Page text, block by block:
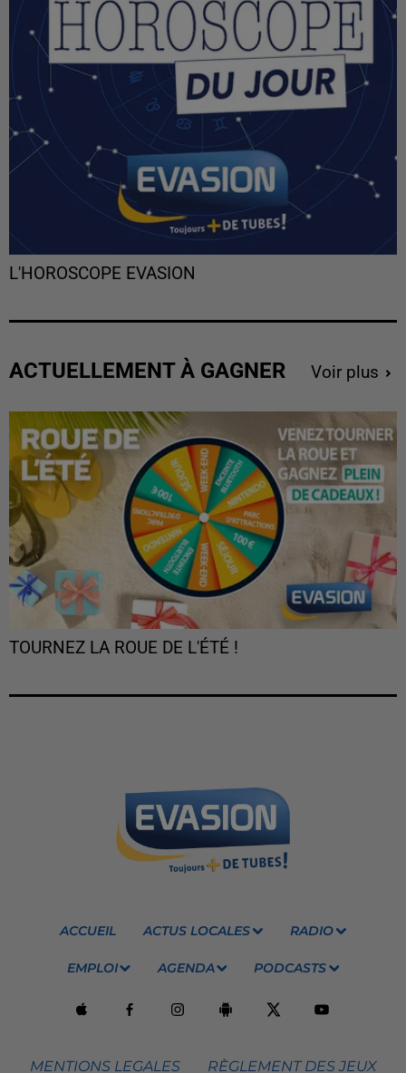
L'HOROSCOPE EVASION
ACTUELLEMENT À GAGNER Voir plus
TOURNEZ LA ROUE DE L'ÉTÉ !
ACCUEIL ACTUS LOCALES RADIO
EMPLOI AGENDA PODCASTS
MENTIONS LEGALES RÈGLEMENT DES JEUX